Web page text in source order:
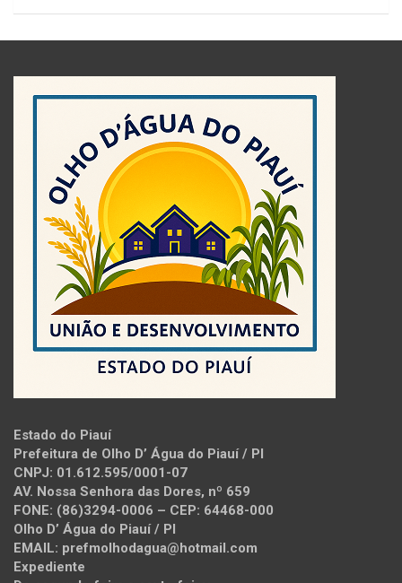
Estado do Piauí
Prefeitura de Olho D’ Água do Piauí / PI
CNPJ: 01.612.595/0001-07
AV. Nossa Senhora das Dores, nº 659
FONE: (86)3294-0006 – CEP: 64468-000
Olho D’ Água do Piauí / PI
EMAIL: prefmolhodagua@hotmail.com
Expediente